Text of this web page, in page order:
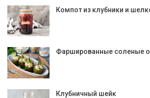
Компот из клубники и
Фаршированные соленые
Клубничный шейк